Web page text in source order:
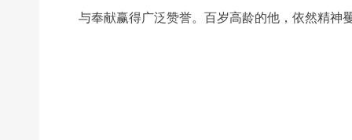
与奉献赢得广泛赞誉。百岁高龄的他，依然精神